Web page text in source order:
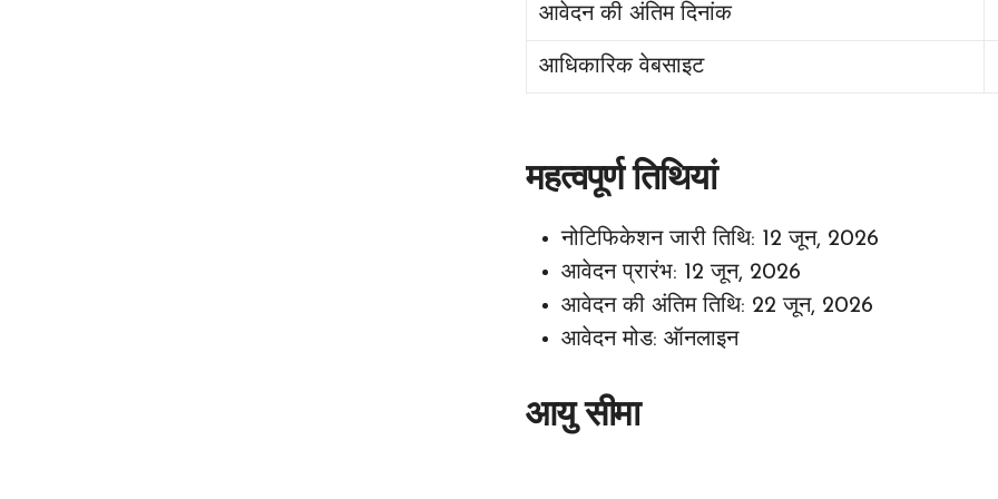
आवेदन की अंतिम दिनांक
आधिकारिक वेबसाइट
महत्वपूर्ण तिथियां
नोटिफिकेशन जारी तिथि: 12 जून, 2026
आवेदन प्रारंभ: 12 जून, 2026
आवेदन की अंतिम तिथि: 22 जून, 2026
आवेदन मोड: ऑनलाइन
आयु सीमा